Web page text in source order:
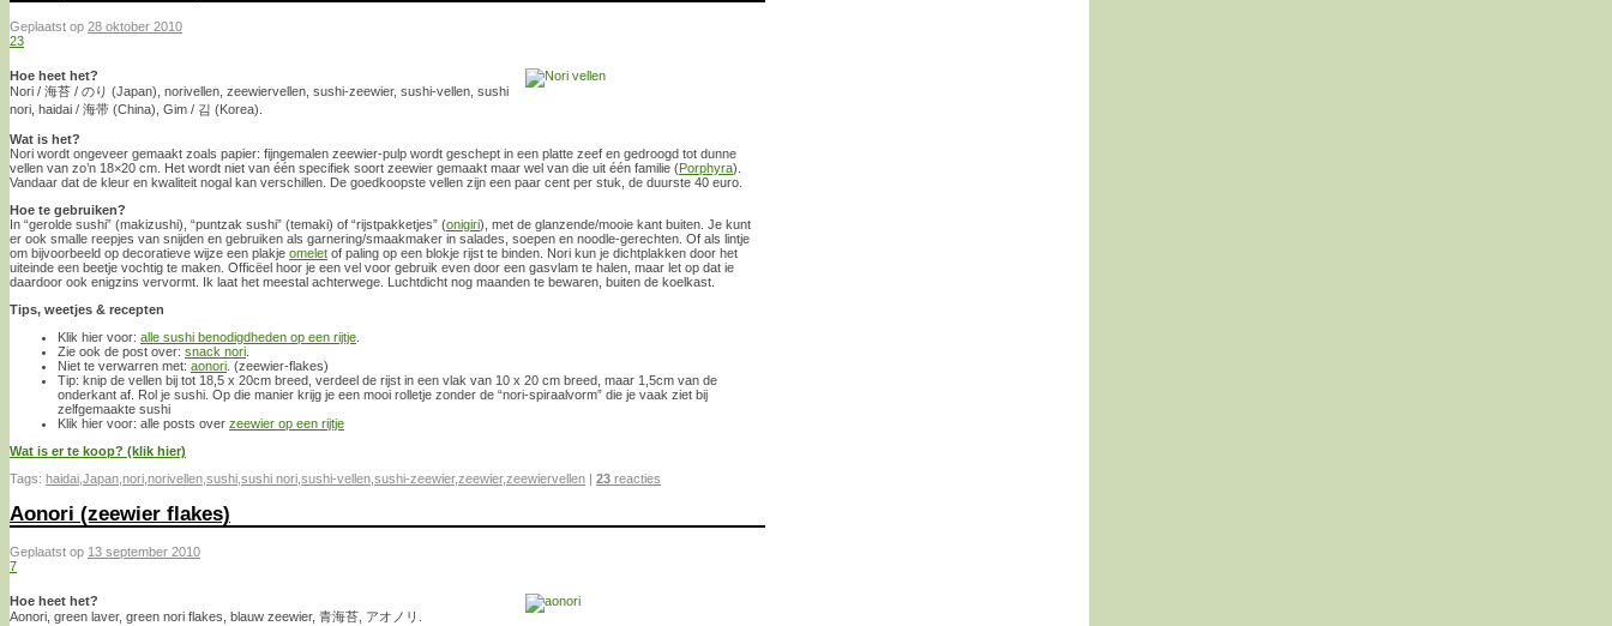
Geplaatst op 28 oktober 2010
23
Hoe heet het?
Nori / 海苔 / のり (Japan), norivellen, zeewiervellen, sushi-zeewier, sushi-vellen, sushi
nori, haidai / 海带 (China), Gim / 김 (Korea).
Wat is het?
Nori wordt ongeveer gemaakt zoals papier: fijngemalen zeewier-pulp wordt geschept in een platte zeef en gedroogd tot dunne
vellen van zo’n 18×20 cm. Het wordt niet van één specifiek soort zeewier gemaakt maar wel van die uit één familie (Porphyra).
Vandaar dat de kleur en kwaliteit nogal kan verschillen. De goedkoopste vellen zijn een paar cent per stuk, de duurste 40 euro.
Hoe te gebruiken?
In “gerolde sushi” (makizushi), “puntzak sushi” (temaki) of “rijstpakketjes” (onigiri), met de glanzende/mooie kant buiten. Je kunt
er ook smalle reepjes van snijden en gebruiken als garnering/smaakmaker in salades, soepen en noodle-gerechten. Of als lintje
om bijvoorbeeld op decoratieve wijze een plakje omelet of paling op een blokje rijst te binden. Nori kun je dichtplakken door het
uiteinde een beetje vochtig te maken. Officëel hoor je een vel voor gebruik even door een gasvlam te halen, maar let op dat ie
daardoor ook enigzins vervormt. Ik laat het meestal achterwege. Luchtdicht nog maanden te bewaren, buiten de koelkast.
Tips, weetjes & recepten
Klik hier voor: alle sushi benodigdheden op een rijtje
Zie ook de post over: snack nori
Niet te verwarren met: aonori . (zeewier-flakes)
Tip: knip de vellen bij tot 18,5 x 20cm breed, verdeel de rijst in een vlak van 10 x 20 cm breed, maar 1,5cm van de
onderkant af. Rol je sushi. Op die manier krijg je een mooi rolletje zonder de “nori-spiraalvorm” die je vaak ziet bij
zelfgemaakte sushi
Klik hier voor: alle posts over zeewier op een rijtje
Wat is er te koop? (klik hier)
Tags: haidai Japan nori norivellen sushi sushi nori sushi-vellen sushi-zeewier,zeewier,zeewiervellen 23 reacties
Aonori (zeewier flakes)
Geplaatst op 13 september 2010
7
Hoe heet het?
Aonori, green laver, green nori flakes, blauw zeewier, 青海苔, アオノリ.